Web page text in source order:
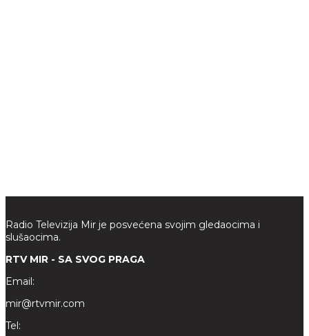
Radio Televizija Mir je posvećena svojim gledaocima i
slušaocima.
RTV MIR - SA SVOG PRAGA
Email:
mir@rtvmir.com
Tel: